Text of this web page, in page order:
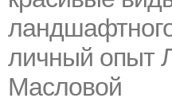
личный опыт
Масловой